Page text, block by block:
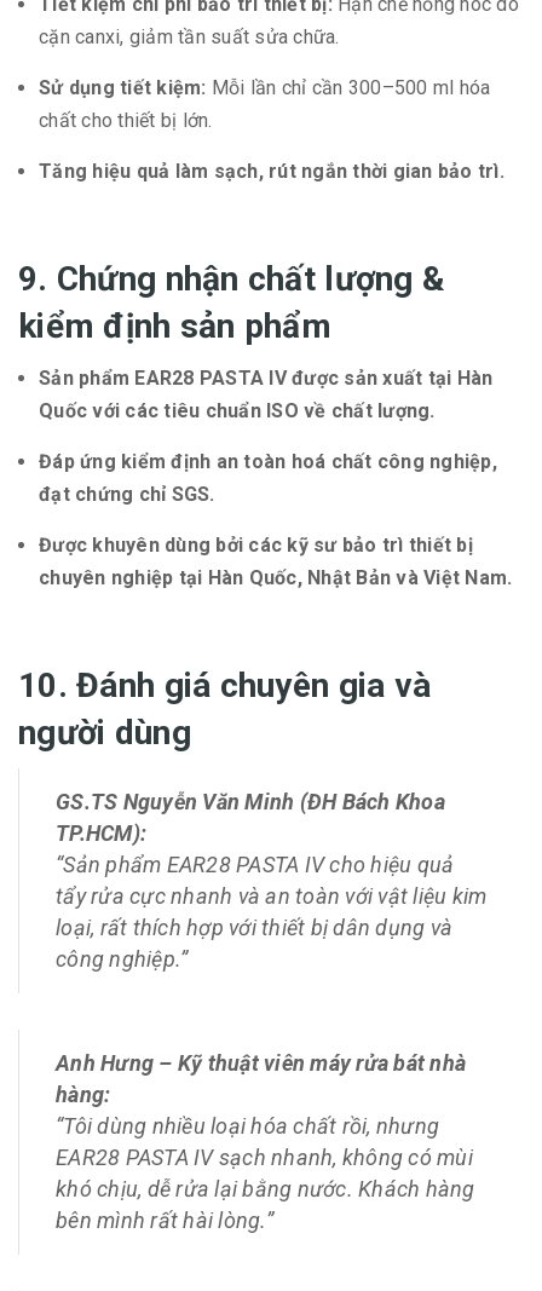
cặn canxi, giảm tần suất sửa chữa.
Sử dụng tiết kiệm: Mỗi lần chỉ cần 300–500 ml hóa
chất cho thiết bị lớn.
Tăng hiệu quả làm sạch, rút ngắn thời gian bảo trì.
9. Chứng nhận chất lượng &
kiểm định sản phẩm
Sản phẩm EAR28 PASTA IV được sản xuất tại Hàn
Quốc với các tiêu chuẩn ISO về chất lượng.
Đáp ứng kiểm định an toàn hoá chất công nghiệp,
đạt chứng chỉ SGS.
Được khuyên dùng bởi các kỹ sư bảo trì thiết bị
chuyên nghiệp tại Hàn Quốc, Nhật Bản và Việt Nam.
10. Đánh giá chuyên gia và
người dùng
GS.TS Nguyễn Văn Minh (ĐH Bách Khoa
TP.HCM):
“Sản phẩm EAR28 PASTA IV cho hiệu quả
tẩy rửa cực nhanh và an toàn với vật liệu kim
loại, rất thích hợp với thiết bị dân dụng và
công nghiệp.”
Anh Hưng – Kỹ thuật viên máy rửa bát nhà
hàng:
“Tôi dùng nhiều loại hóa chất rồi, nhưng
EAR28 PASTA IV sạch nhanh, không có mùi
khó chịu, dễ rửa lại bằng nước. Khách hàng
bên mình rất hài lòng.”